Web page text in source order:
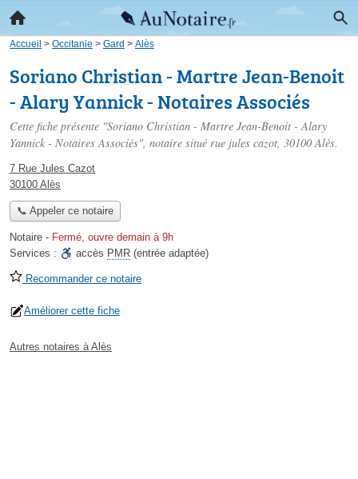
Accueil > Occitanie > Gard > Alès
Soriano Christian - Martre Jean-Benoit
- Alary Yannick - Notaires Associés
Cette fiche présente "Soriano Christian - Martre Jean-Benoit - Alary
Yannick - Notaires Associés", notaire situé rue jules cazot, 30100 Alès.
7 Rue Jules Cazot
30100 Alès
📞 Appeler ce notaire
Notaire - Fermé, ouvre demain à 9h
Services :
accès PMR (entrée adaptée)
Recommander ce notaire
Améliorer cette fiche
Autres notaires à Alès